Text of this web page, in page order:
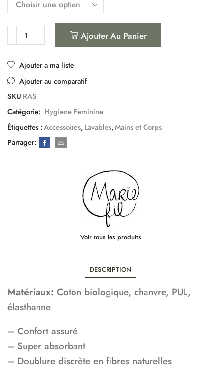
Ajouter Au Panier
Ajouter a ma liste
Ajouter au comparatif
SKU RAS
Catégorie: Hygiene Feminine
Étiquettes :Accessoires,Lavables,Mains et Corps
Partager:
Voir tous les produits
DESCRIPTION
Matériaux: Coton biologique, chanvre, PUL,
élasthanne
– Confort assuré
– Super absorbant
– Doublure discrète en fibres naturelles